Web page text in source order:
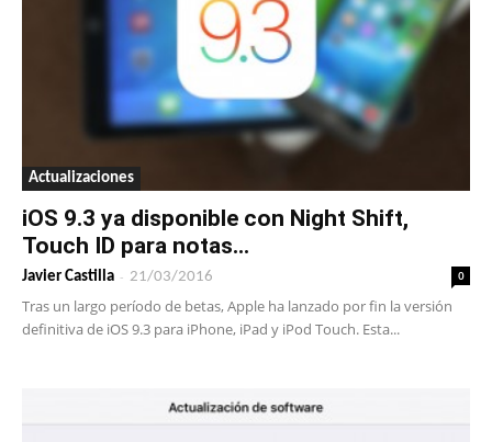
Actualizaciones
iOS 9.3 ya disponible con Night Shift,
Touch ID para notas...
Javier Castilla - 21/03/2016 0
Tras un largo período de betas, Apple ha lanzado por fin la versión
definitiva de iOS 9.3 para iPhone, iPad y iPod Touch. Esta...